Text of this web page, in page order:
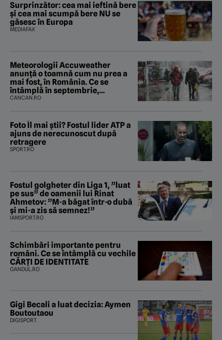
Surprinzător: cea mai ieftină bere
și cea mai scumpă bere NU se
găsesc în Europa
MEDIAFAX
Meteorologii Accuweather
anunță o toamnă cum nu prea a
mai fost, în România. Ce se
întâmplă în septembrie,
octombrie și noiembrie 2026, în
CANCAN.RO
Foto Îl mai știi? Fostul lider ATP a
ajuns de nerecunoscut după
retragere
SPORT.RO
Fostul golgheter din Liga 1, ”luat
pe sus” de oamenii lui Rinat
Ahmetov: ”M-a băgat într-o dubă
și mi-a zis să semnez!”
IAMSPORT.RO
Schimbări importante pentru
români. Ce se întâmplă cu vechile
CĂRȚI DE IDENTITATE
GANDUL.RO
Gigi Becali a luat decizia: Aymen
Boutoutaou
DIGISPORT